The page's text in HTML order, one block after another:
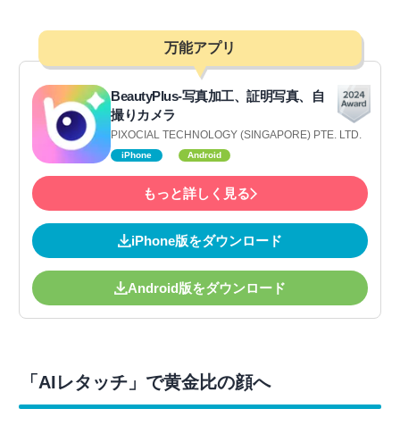
万能アプリ
BeautyPlus-写真加工、証明写真、自
撮りカメラ
PIXOCIAL TECHNOLOGY (SINGAPORE) PTE. LTD.
iPhone Android
もっと詳しく見る
iPhone版をダウンロード
Android版をダウンロード
「AIレタッチ」で黄金比の顔へ